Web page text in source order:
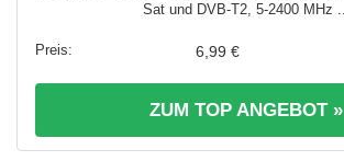
Sat und DVB-T2, 5-2400 MHz
6,99 €
ZUM TOP ANGEBOT »